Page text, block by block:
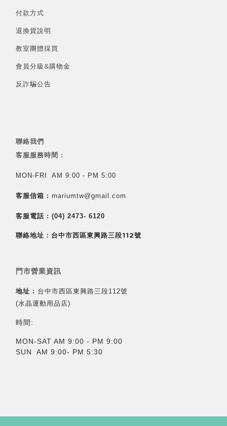
付款方式
退換貨說明
教室團體採買
會員分級&購物金
反詐騙公告
聯絡我們
客服服務時間 :
MON-FRI AM 9:00 - PM 5:00
客服信箱 : mariumtw@gmail.com
客服電話 : (04) 2473- 6120
聯絡地址：台中市西區東興路三段112號
門市營業資訊
地址 : 台中市西區東興路三段112號
(水晶運動用品店)
時間:
MON-SAT AM 9:00 - PM 9:00
SUN AM 9:00- PM 5:30